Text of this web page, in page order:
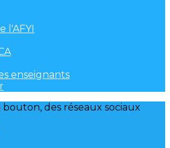
l'AFYI
enseignants
des réseaux sociaux